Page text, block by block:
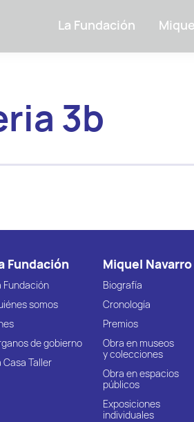
La Fundación
3b
Fundación
Fundación
somos
de gobierno
Casa Taller
Miquel Navarro
Biografía
Cronología
Premios
Obra en museos
y colecciones
Obra en espacios
públicos
Exposiciones
individuales